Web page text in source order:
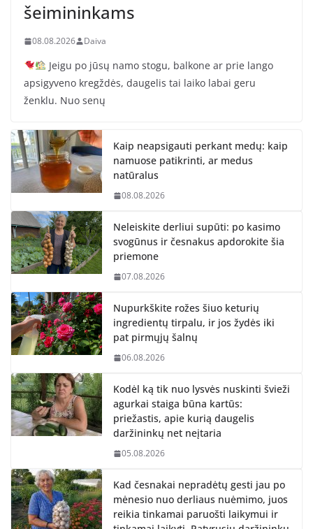
šeimininkams
08.08.2026 Daiva
Jeigu po jūsų namo stogu, balkone ar prie lango
apsigyveno kregždės, daugelis tai laiko labai geru
ženklu. Nuo senų
Kaip neapsigauti perkant medų: kaip
namuose patikrinti, ar medus
natūralus
08.08.2026
Neleiskite derliui supūti: po kasimo
svogūnus ir česnakus apdorokite šia
priemone
07.08.2026
Nupurkškite rožes šiuo keturių
ingredientų tirpalu, ir jos žydės iki
pat pirmųjų šalnų
06.08.2026
Kodėl ką tik nuo lysvės nuskinti švieži
agurkai staiga būna kartūs:
priežastis, apie kurią daugelis
daržininkų net neįtaria
05.08.2026
Kad česnakai nepradėtų gesti jau po
mėnesio nuo derliaus nuėmimo, juos
reikia tinkamai paruošti laikymui ir